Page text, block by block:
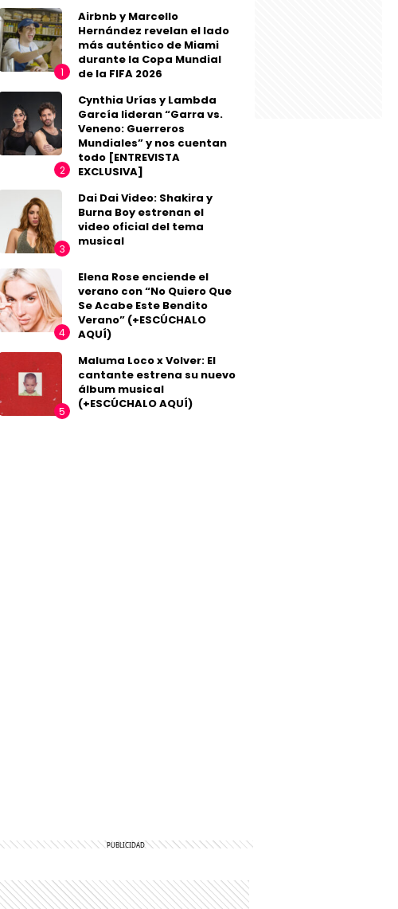
Airbnb y Marcello
Hernández revelan el lado
más auténtico de Miami
durante la Copa Mundial
de la FIFA 2026
Cynthia Urías y Lambda
García lideran “Garra vs.
Veneno: Guerreros
Mundiales” y nos cuentan
todo [ENTREVISTA
EXCLUSIVA]
Dai Dai Video: Shakira y
Burna Boy estrenan el
video oficial del tema
musical
Elena Rose enciende el
verano con “No Quiero Que
Se Acabe Este Bendito
Verano” (+ESCÚCHALO
AQUÍ)
Maluma Loco x Volver: El
cantante estrena su nuevo
álbum musical
(+ESCÚCHALO AQUÍ)